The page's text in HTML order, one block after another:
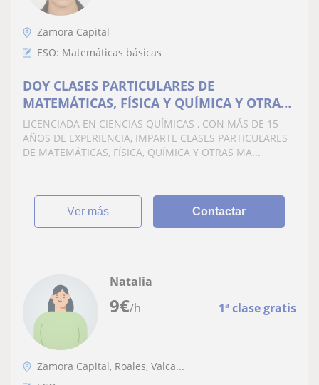
Zamora Capital
ESO: Matemáticas básicas
DOY CLASES PARTICULARES DE
MATEMÁTICAS, FÍSICA Y QUÍMICA Y OTRAS
CIENCIAS. TODOS LOS NIVELES
ACADÉMICOS
LICENCIADA EN CIENCIAS QUÍMICAS , CON MÁS DE 15
AÑOS DE EXPERIENCIA, IMPARTE CLASES PARTICULARES
DE MATEMÁTICAS, FÍSICA, QUÍMICA Y OTRAS MA...
ver más Contactar
9€/h 1ª clase gratis
Natalia
Zamora Capital, Roales, Valca...